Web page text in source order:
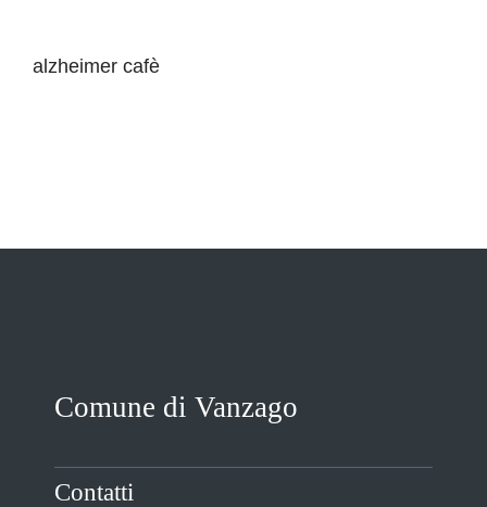
VIVERE VANZAGO
alzheimer cafè
Comune di Vanzago
Contatti